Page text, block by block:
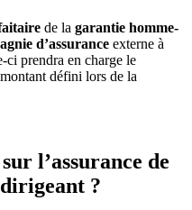
de la garantie homme-
d’assurance externe à
ci prendra en charge le
défini lors de la
l’assurance de
?